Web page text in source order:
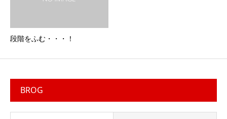
段階をふむ・・・！
BROG